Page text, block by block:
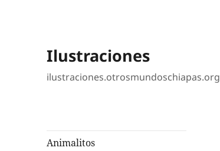
Ilustraciones
ilustraciones.otrosmundoschiapas.org
Animalitos